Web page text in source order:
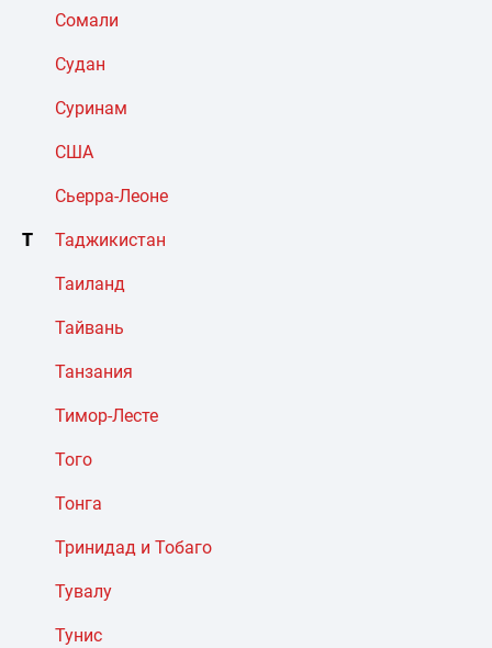
Сомали
Судан
Суринам
США
Сьерра-Леоне
Т Таджикистан
Таиланд
Тайвань
Танзания
Тимор-Лесте
Того
Тонга
Тринидад и Тобаго
Тувалу
Тунис